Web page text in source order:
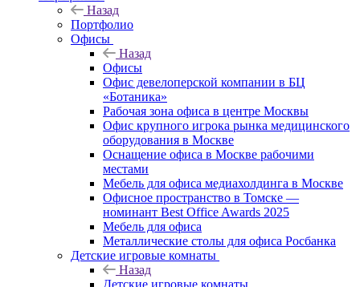
Назад
Портфолио
Офисы
Назад
Офисы
Офис девелоперской компании в БЦ
«Ботаника»
Рабочая зона офиса в центре Москвы
Офис крупного игрока рынка медицинского
оборудования в Москве
Оснащение офиса в Москве рабочими
местами
Мебель для офиса медиахолдинга в Москве
Офисное пространство в Томске —
номинант Best Office Awards 2025
Мебель для офиса
Металлические столы для офиса Росбанка
Детские игровые комнаты
Назад
Детские игровые комнаты